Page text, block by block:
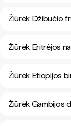
Žiūrėk Džibučio
Žiūrėk Eritrėjos
Žiūrėk Etiopijos
Žiūrėk Gambijos